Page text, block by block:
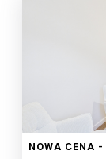
NOWA CENA